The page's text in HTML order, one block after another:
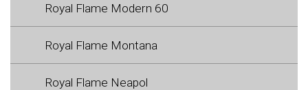
Royal Flame Modern 60
Royal Flame Montana
Royal Flame Neapol